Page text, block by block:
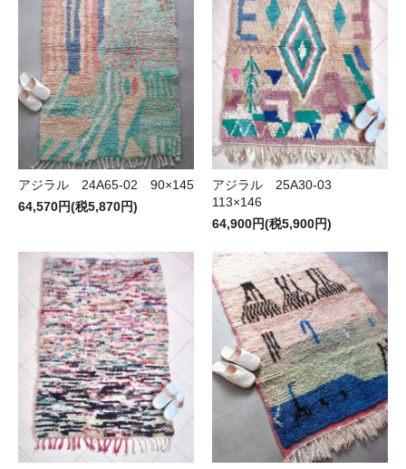
アジラル 24A65-02 90×145
64,570円(税5,870円)
アジラル 25A30-03
113×146
64,900円(税5,900円)